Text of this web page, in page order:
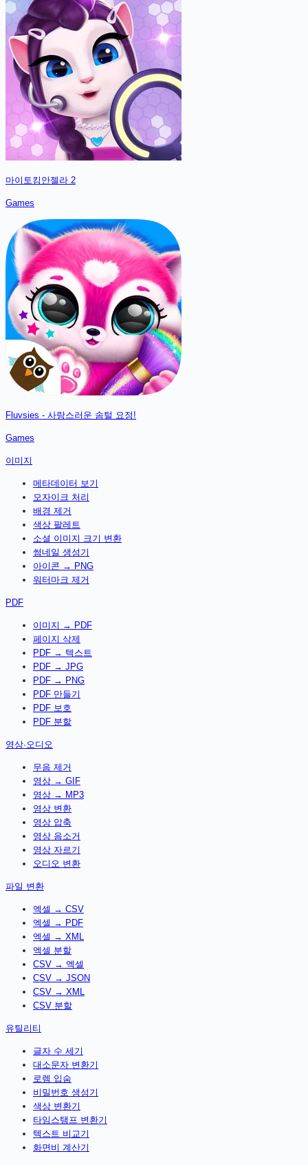
마이토킹안젤라 2
Games
Fluvsies - 사랑스러운 솜털 요정!
Games
이미지
메타데이터 보기
모자이크 처리
배경 제거
색상 팔레트
소셜 이미지 크기 변환
썸네일 생성기
아이콘 → PNG
워터마크 제거
PDF
이미지 → PDF
페이지 삭제
PDF → 텍스트
PDF → JPG
PDF → PNG
PDF 만들기
PDF 보호
PDF 분할
영상·오디오
무음 제거
영상 → GIF
영상 → MP3
영상 변환
영상 압축
영상 음소거
영상 자르기
오디오 변환
파일 변환
엑셀 → CSV
엑셀 → PDF
엑셀 → XML
엑셀 분할
CSV → 엑셀
CSV → JSON
CSV → XML
CSV 분할
유틸리티
글자 수 세기
대소문자 변환기
로렘 입숨
비밀번호 생성기
색상 변환기
타임스탬프 변환기
텍스트 비교기
화면비 계산기